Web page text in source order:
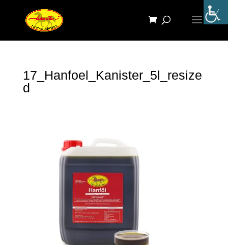
17_Hanfoel_Kanister_5l_resize
d